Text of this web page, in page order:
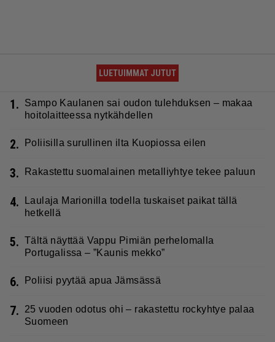
LUETUIMMAT JUTUT
1.
Sampo Kaulanen sai oudon tulehduksen – makaa
hoitolaitteessa nytkähdellen
2. Poliisilla surullinen ilta Kuopiossa eilen
3. Rakastettu suomalainen metalliyhtye tekee paluun
4.
Laulaja Marionilla todella tuskaiset paikat tällä
hetkellä
5. Tältä näyttää Vappu Pimiän perhelomalla
Portugalissa – ”Kaunis mekko”
6. Poliisi pyytää apua Jämsässä
7.
25 vuoden odotus ohi – rakastettu rockyhtye palaa
Suomeen